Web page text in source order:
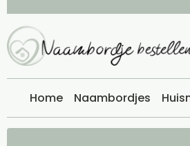
Home Naambordjes